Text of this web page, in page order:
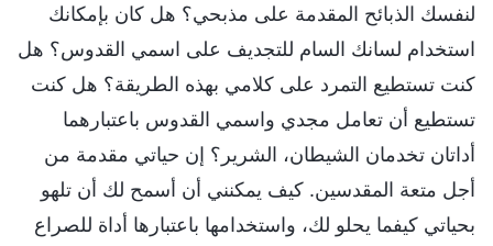
لنفسك الذبائح المقدمة على مذبحي؟ هل كان بإمكانك
استخدام لسانك السام للتجديف على اسمي القدوس؟ هل
كنت تستطيع التمرد على كلامي بهذه الطريقة؟ هل كنت
تستطيع أن تعامل مجدي واسمي القدوس باعتبارهما
أداتان تخدمان الشيطان، الشرير؟ إن حياتي مقدمة من
أجل متعة المقدسين. كيف يمكنني أن أسمح لك أن تلهو
بحياتي كيفما يحلو لك، واستخدامها باعتبارها أداة للصراع